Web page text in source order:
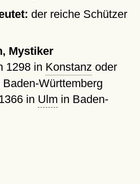
der reiche Schützer
Mystiker
1298in Konstanz oder
Württemberg
in Ulm in Baden-